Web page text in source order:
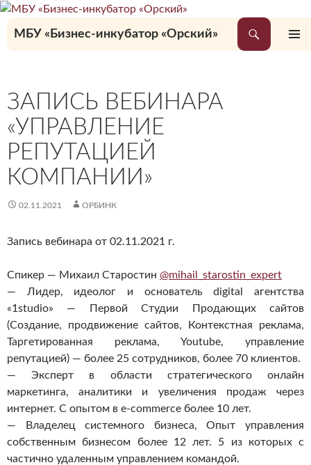
Перейти
содержимому
МБУ «Бизнес-инкубатор «Орский»
ЗАПИСЬ ВЕБИНАРА
«УПРАВЛЕНИЕ
РЕПУТАЦИЕЙ
КОМПАНИИ»
02.11.2021 ОРБИНК
Запись вебинара от 02.11.2021 г.
Спикер — Михаил Старостин @mihail_starostin_expert
— Лидер, идеолог и основатель digital агентства
«1studio» — Первой Студии Продающих сайтов
(Создание, продвижение сайтов, Контекстная реклама,
Таргетированная реклама, Youtube, управление
репутацией) — более 25 сотрудников, более 70 клиентов.
— Эксперт в области стратегического онлайн
маркетинга, аналитики и увеличения продаж через
интернет. С опытом в e-commerce более 10 лет.
— Владелец системного бизнеса, Опыт управления
собственным бизнесом более 12 лет. 5 из которых с
частично удаленным управлением командой.